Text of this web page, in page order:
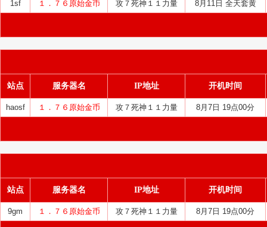
1sf １．７６原始金币 攻７死神１１力量 8月11日 全天套黄
站点 服务器名 IP地址 开机时间
haosf １．７６原始金币 攻７死神１１力量 8月7日 19点00分
站点 服务器名 IP地址 开机时间
9gm １．７６原始金币 攻７死神１１力量 8月7日 19点00分